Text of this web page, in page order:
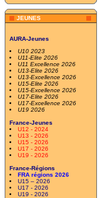
JEUNES
AURA-Jeunes
U10 2023
U11-Elite 2026
U11 Excellence 2026
U13-Elite 2026
U13-Excellence 2026
U15-Elite 2026
U15-Excellence 2026
U17-Elite 2026
U17-Excellence 2026
U19 2026
France-Jeunes
U12 - 2024
U13 - 2026
U15 - 2026
U17 - 2026
U19 - 2026
France-Régions
FRA régions 2026
U15 – 2026
U17 - 2026
U19 - 2026